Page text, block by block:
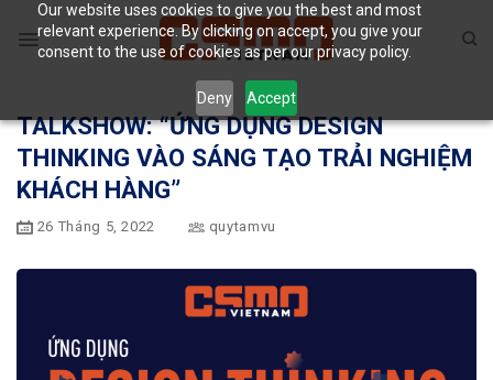
Our website uses cookies to give you the best and most
relevant experience. By clicking on accept, you give your
consent to the use of cookies as per our privacy policy.
Deny Accept
TALKSHOW: “ỨNG DỤNG DESIGN
THINKING VÀO SÁNG TẠO TRẢI NGHIỆM
KHÁCH HÀNG”
26 Tháng 5, 2022 quytamvu